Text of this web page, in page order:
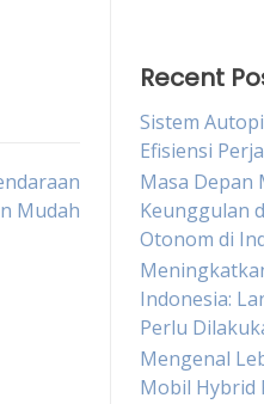
Mudah
Recent
Sistem
Efisiensi
Masa Depan
Keunggulan
Otonom di
Indonesia:
Perlu
Mengenal
Mobil Hybrid